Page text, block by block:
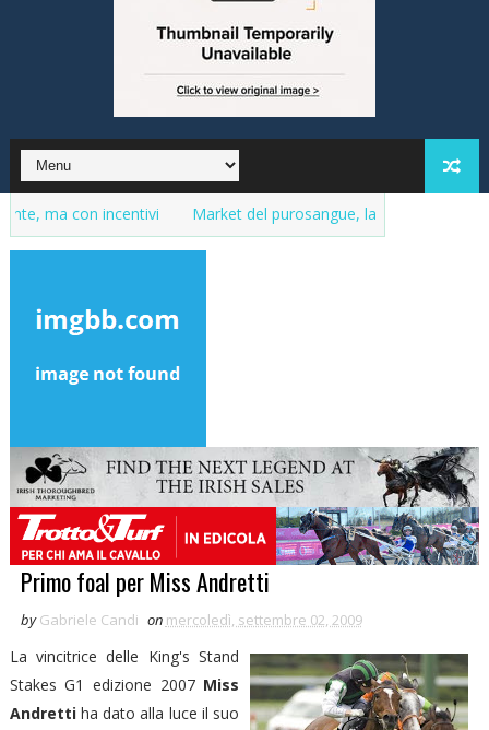
con incentivi Market del purosangue, la lista delle fattrici in
Primo foal per Miss Andretti
by Gabriele Candi on mercoledì, settembre 02, 2009
La vincitrice delle King's Stand
Stakes G1 edizione 2007 Miss
Andrettiha dato alla luce il suo